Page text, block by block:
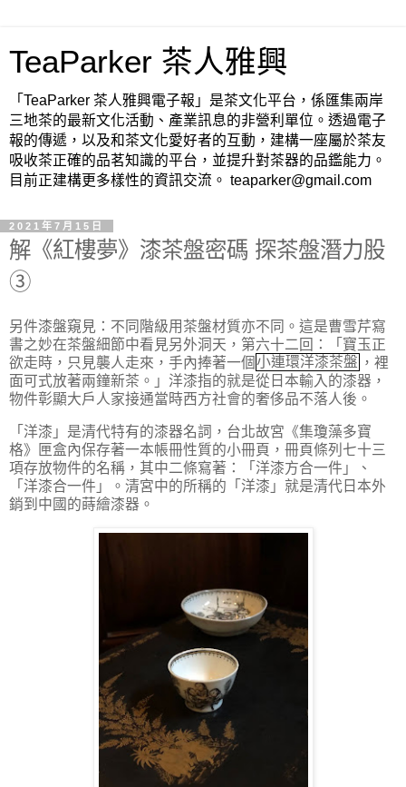
TeaParker 茶人雅興
「TeaParker 茶人雅興電子報」是茶文化平台，係匯集兩岸
三地茶的最新文化活動、產業訊息的非營利單位。透過電子
報的傳遞，以及和茶文化愛好者的互動，建構一座屬於茶友
吸收茶正確的品茗知識的平台，並提升對茶器的品鑑能力。
目前正建構更多樣性的資訊交流。 teaparker@gmail.com
2021年7月15日
解《紅樓夢》漆茶盤密碼 探茶盤潛力股
③
另件漆盤窺見：不同階級用茶盤材質亦不同。這是曹雪芹寫
書之妙在茶盤細節中看見另外洞天，第六十二回：「 寶玉正
欲走時，只見襲人走來，手內捧著一個 小連環洋漆茶盤 ，裡
面可式放著兩鐘新茶。」 洋漆指的就是從日本輸入的漆器，
物件彰顯大戶人家接通當時西方社會的奢侈品不落人後。
「洋漆」是清代特有的漆器名詞，台北故宮《集瓊藻多寶
格》匣盒內保存著一本帳冊性質的小冊頁，冊頁條列七十三
項存放物件的名稱，其中二條寫著：「洋漆方合一件」、
「洋漆合一件」。清宮中的所稱的「洋漆」就是清代日本外
銷到中國的蒔繪漆器。